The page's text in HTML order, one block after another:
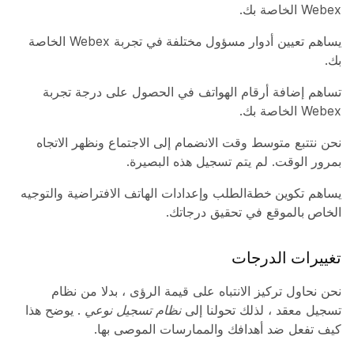
Webex الخاصة بك.
يساهم تعيين أدوار مسؤول مختلفة
في تجربة Webex الخاصة
بك.
تساهم إضافة أرقام الهواتف في الحصول على درجة تجربة
Webex الخاصة بك.
نحن نتتبع متوسط وقت الانضمام إلى الاجتماع ونظهر الاتجاه
بمرور الوقت. لم يتم تسجيل هذه البصيرة.
يساهم تكوين خطةالطلب وإعدادات الهاتف الافتراضية والتوجيه
الخاص بالموقع في تحقيق درجاتك.
تغييرات الدرجات
نحن نحاول تركيز الانتباه على قيمة الرؤى ، بدلا من نظام
تسجيل معقد ، لذلك تحولنا إلىنظام تسجيل نوعي . يوضح هذا
كيف تفعل ضد أهدافك والممارسات الموصى بها.